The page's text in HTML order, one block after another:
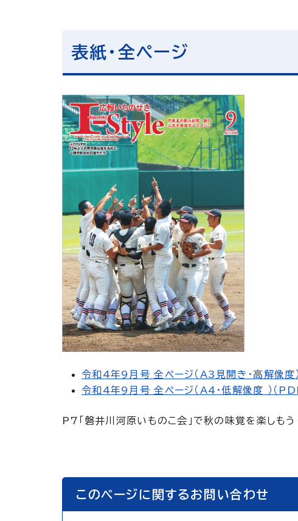
表紙・全ページ
令和4年9月号 全ページ（A3見開き・高解像度）
令和4年9月号 全ページ（A4・低解像度 ）（
P7「磐井川河原いものこ会」で秋の味覚を楽しも
このページに関するお問い合わせ